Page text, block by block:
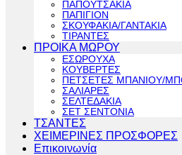
ΠΑΠΟΥΤΣΑΚΙΑ
ΠΑΠΙΓΙΟΝ
ΣΚΟΥΦΑΚΙΑ/ΓΑΝΤΑΚΙΑ
ΤΙΡΑΝΤΕΣ
ΠΡΟΙΚΑ ΜΩΡΟΥ
ΕΣΩΡΟΥΧΑ
ΚΟΥΒΕΡΤΕΣ
ΠΕΤΣΕΤΕΣ ΜΠΑΝΙΟΥ/
ΣΑΛΙΑΡΕΣ
ΣΕΛΤΕΔΑΚΙΑ
ΣΕΤ ΣΕΝΤΟΝΙΑ
ΤΣΑΝΤΕΣ
ΧΕΙΜΕΡΙΝΕΣ ΠΡΟΣΦΟΡΕΣ
Επικοινωνία